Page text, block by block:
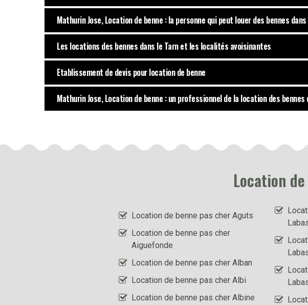
Mathurin Jose, Location de benne : la personne qui peut louer des bennes
Les locations des bennes dans le Tarn et les localités avoisinantes
Etablissement de devis pour location de benne
Mathurin Jose, Location de benne : un professionnel de la location des bennes
Location
Location de benne pas cher Aguts
Location de benne pas cher
Aiguefonde
Location de benne pas cher Alban
Location de benne pas cher Albi
Location de benne pas cher Albine